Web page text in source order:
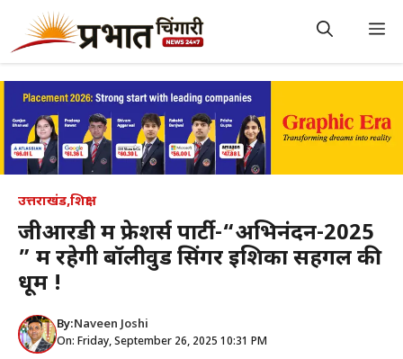
content
उत्तराखंड,शिक्षा
जीआरडी में फ्रेशर्स पार्टी-“अभिनंदन-2025
” में रहेगी बॉलीवुड सिंगर इशिका सहगल की
धूम !
By:Naveen Joshi
On: Friday, September 26, 2025 10:31 PM